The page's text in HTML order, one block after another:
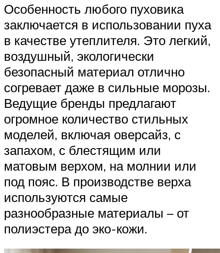
Особенность любого пуховика
заключается в использовании пуха
в качестве утеплителя. Это легкий,
воздушный, экологически
безопасный материал отлично
согревает даже в сильные морозы.
Ведущие бренды предлагают
огромное количество стильных
моделей, включая оверсайз, с
запахом, с блестящим или
матовым верхом, на молнии или
под пояс. В производстве верха
используются самые
разнообразные материалы – от
полиэстера до эко-кожи.